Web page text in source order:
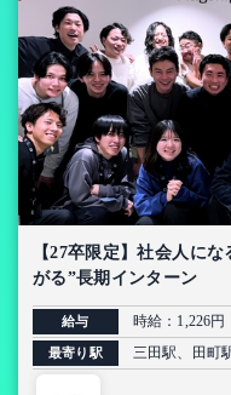
【27卒限定】社会人に
がる”長期インターン
給与 時給：1,226円
最寄り駅 三田駅、田町